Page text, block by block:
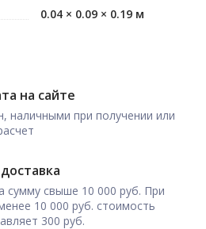
0.04 × 0.09 × 0.19 м
на сайте
наличными при получении или
сумму свыше 10 000 руб. При
10 000 руб. стоимость
300 руб.